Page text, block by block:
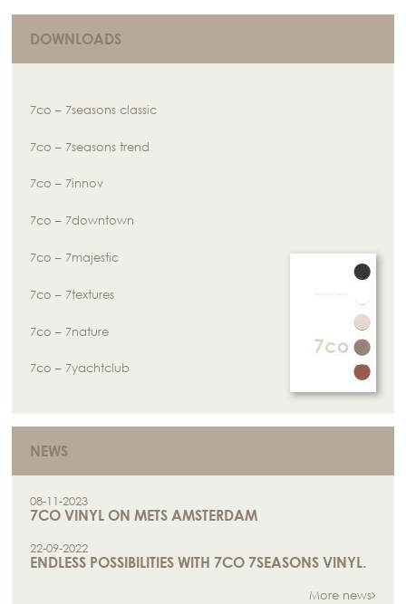
DOWNLOADS
7co – 7seasons classic
7co – 7seasons trend
7co – 7innov
7co – 7downtown
7co – 7majestic
7co – 7textures
7co – 7nature
7co – 7yachtclub
NEWS
08-11-2023
7CO VINYL ON METS AMSTERDAM
22-09-2022
ENDLESS POSSIBILITIES WITH 7CO 7SEASONS VINYL.
More news